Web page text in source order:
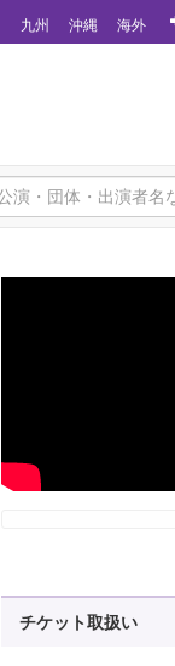
九州 沖縄 海外
チケット取扱い